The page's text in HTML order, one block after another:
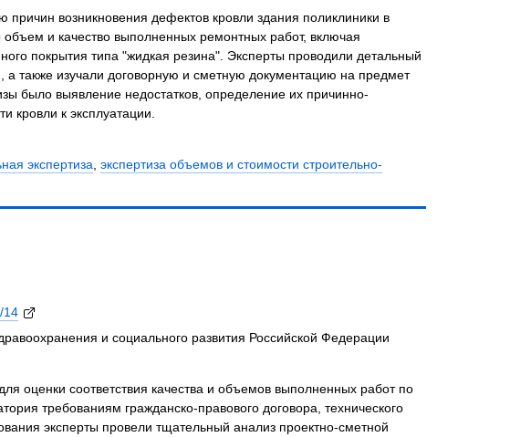
причин возникновения дефектов кровли здания поликлиники в
и качество выполненных ремонтных работ, включая
покрытия типа "жидкая резина". Эксперты проводили детальный
также изучали договорную и сметную документацию на предмет
было выявление недостатков, определение их причинно-
кровли к эксплуатации.
экспертиза, экспертиза объемов и стоимости строительно-
и социального развития Российской Федерации
оценки соответствия качества и объемов выполненных работ по
требованиям гражданско-правового договора, технического
эксперты провели тщательный анализ проектно-сметной